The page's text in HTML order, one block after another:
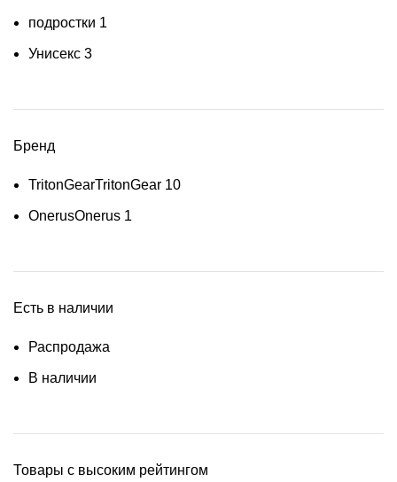
подростки 1
Унисекс 3
Бренд
TritonGearTritonGear 10
OnerusOnerus 1
Есть в наличии
Распродажа
В наличии
Товары с высоким рейтингом